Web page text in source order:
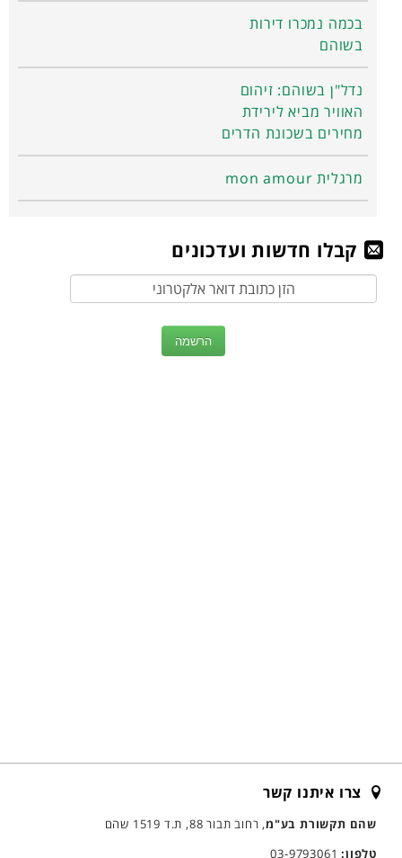
בכמה נמכרו דירות
בשוהם
נדל"ן בשוהם: זיהום
האוויר מביא לירידת
מחירים בשכונת הדרים
מרגלית mon amour
קבלו חדשות ועדכונים
צרו איתנו קשר
שהם תקשורת בע"מ, רחוב תבור 88, ת.ד 1519 שהם
טלפון:03-9793061